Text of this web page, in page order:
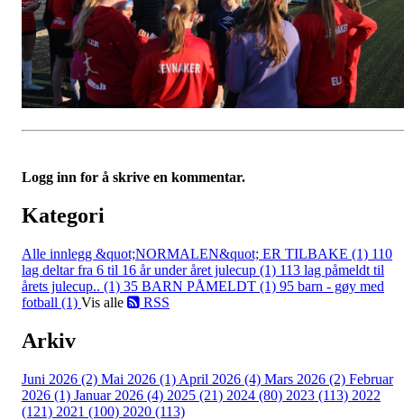
Logg inn for å skrive en kommentar.
Kategori
Alle innlegg &quot;NORMALEN&quot; ER TILBAKE (1) 110
lag deltar fra 6 til 16 år under året julecup (1) 113 lag påmeldt til
årets julecup.. (1) 35 BARN PÅMELDT (1) 95 barn - gøy med
fotball (1) Vis alle RSS
Arkiv
Juni 2026 (2) Mai 2026 (1) April 2026 (4) Mars 2026 (2) Februar
2026 (1) Januar 2026 (4) 2025 (21) 2024 (80) 2023 (113) 2022
(121) 2021 (100) 2020 (113)